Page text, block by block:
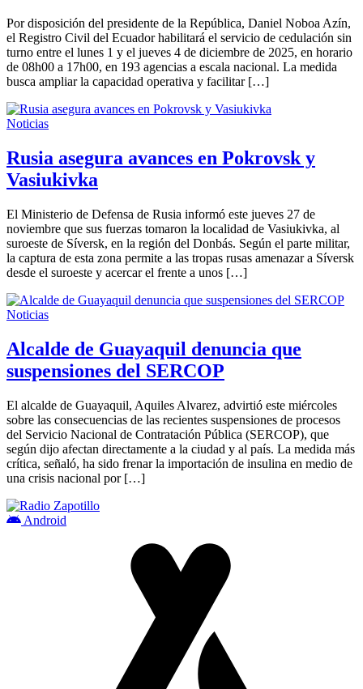
Por disposición del presidente de la República, Daniel Noboa Azín,
el Registro Civil del Ecuador habilitará el servicio de cedulación sin
turno entre el lunes 1 y el jueves 4 de diciembre de 2025, en horario
de 08h00 a 17h00, en 193 agencias a escala nacional. La medida
busca ampliar la capacidad operativa y facilitar […]
Noticias
Rusia asegura avances en Pokrovsk y
Vasiukivka
El Ministerio de Defensa de Rusia informó este jueves 27 de
noviembre que sus fuerzas tomaron la localidad de Vasiukivka, al
suroeste de Síversk, en la región del Donbás. Según el parte militar,
la captura de esta zona permite a las tropas rusas amenazar a Síversk
desde el suroeste y acercar el frente a unos […]
Noticias
Alcalde de Guayaquil denuncia que
suspensiones del SERCOP
El alcalde de Guayaquil, Aquiles Alvarez, advirtió este miércoles
sobre las consecuencias de las recientes suspensiones de procesos
del Servicio Nacional de Contratación Pública (SERCOP), que
según dijo afectan directamente a la ciudad y al país. La medida más
crítica, señaló, ha sido frenar la importación de insulina en medio de
una crisis nacional por […]
Android